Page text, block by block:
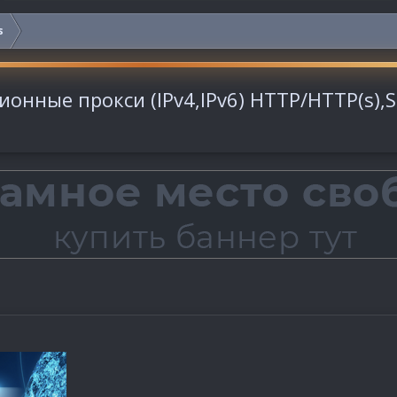
прокси (IPv4,IPv6) НТТР/